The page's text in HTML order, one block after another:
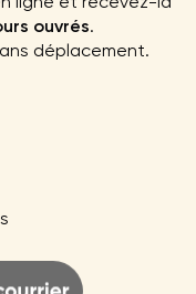
ouvrés.
déplacement.